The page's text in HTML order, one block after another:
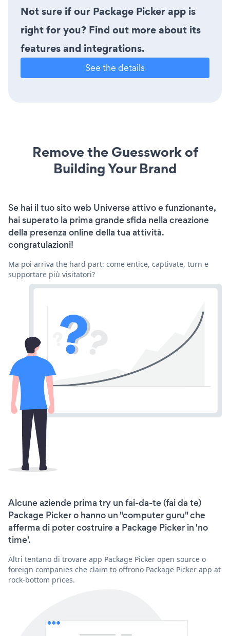
Not sure if our Package Picker app is
right for you? Find out more about its
features and integrations.
See the details
Remove the Guesswork of
Building Your Brand
Se hai il tuo sito web Universe attivo e funzionante,
hai superato la prima grande sfida nella creazione
della presenza online della tua attività.
congratulazioni!
Ma poi arriva the hard part: come entice, captivate, turn e
supportare più visitatori?
Alcune aziende prima try un fai-da-te (fai da te)
Package Picker o hanno un "computer guru" che
afferma di poter costruire a Package Picker in 'no
time'.
Altri tentano di trovare app Package Picker open source o
foreign companies che claim to offrono Package Picker app at
rock-bottom prices.